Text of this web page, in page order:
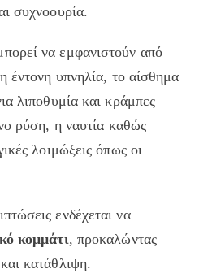
συχνοουρία.
να εμφανιστούν από
έντονη υπνηλία, το αίσθημα
λιποθυμία και κράμπες
ρύση, η ναυτία καθώς
λοιμώξεις όπως οι
ενδέχεται να
κομμάτι, προκαλώντας
κατάθλιψη.